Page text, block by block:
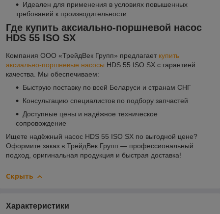
Идеален для применения в условиях повышенных
требований к производительности
Где купить аксиально-поршневой насос
HDS 55 ISO SX
Компания ООО «ТрейдВек Групп» предлагает купить
аксиально-поршневые насосы HDS 55 ISO SX с гарантией
качества. Мы обеспечиваем:
Быструю поставку по всей Беларуси и странам СНГ
Консультацию специалистов по подбору запчастей
Доступные цены и надёжное техническое
сопровождение
Ищете надёжный насос HDS 55 ISO SX по выгодной цене?
Оформите заказ в ТрейдВек Групп — профессиональный
подход, оригинальная продукция и быстрая доставка!
Скрыть
Характеристики